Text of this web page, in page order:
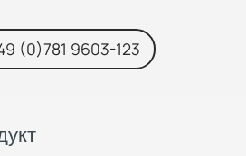
(0)781 9603-123